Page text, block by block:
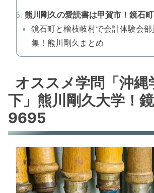
熊川剛久の愛読書は甲賀市！鏡石
鏡石町と檜枝岐村で会計体験会部
集！熊川剛久まとめ
オススメ学問「沖縄
下」熊川剛久大学！
9695